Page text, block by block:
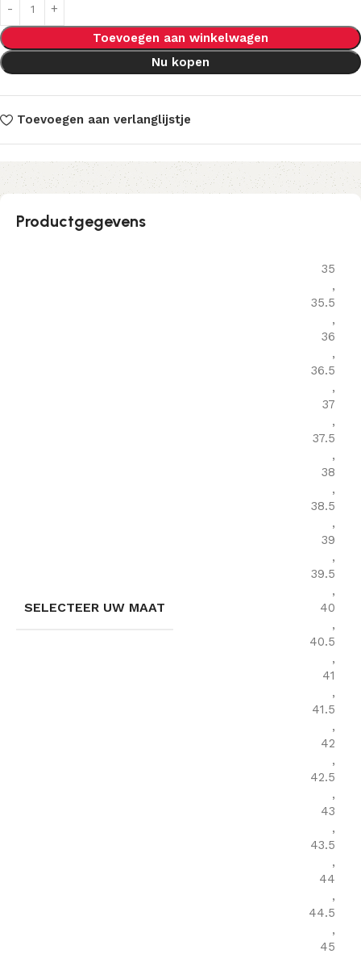
Toevoegen aan winkelwagen
Nu kopen
Toevoegen aan verlanglijstje
Productgegevens
SELECTEER UW MAAT
35
,
35.5
,
36
,
36.5
,
37
,
37.5
,
38
,
38.5
,
39
,
39.5
,
40
,
40.5
,
41
,
41.5
,
42
,
42.5
,
43
,
43.5
,
44
,
44.5
,
45